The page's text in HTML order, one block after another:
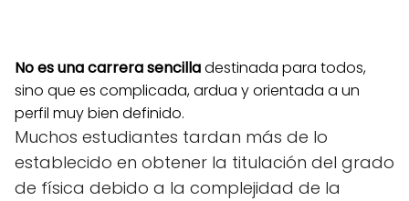
No es una carrera sencilladestinada para todos,
sino que es complicada, ardua y orientada a un
perfil muy bien definido.
Muchos estudiantes tardan más de lo
establecido en obtener la titulación del grado
de física debido a la complejidad de la